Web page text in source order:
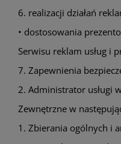
6. realizacji działań
• dostosowania
Serwisu reklam usług i
7. Zapewnienia
2. Administrator usługi
Zewnętrzne w
1. Zbierania ogólnych i